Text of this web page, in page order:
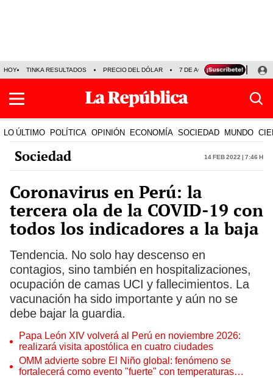
HOY TINKA RESULTADOS PRECIO DEL DÓLAR 7 DE AGOSTO OLLANTA
LO ÚLTIMO POLÍTICA OPINIÓN ECONOMÍA SOCIEDAD MUNDO
Sociedad 14 Feb 2022 | 7:46 h
Coronavirus en Perú: la
tercera ola de la COVID-19 con
todos los indicadores a la baja
Tendencia. No solo hay descenso en
contagios, sino también en hospitalizaciones,
ocupación de camas UCI y fallecimientos. La
vacunación ha sido importante y aún no se
debe bajar la guardia.
Papa León XIV volverá al Perú en noviembre 2026:
realizará visita apostólica en cuatro ciudades
OMM advierte sobre El Niño global: fenómeno se
fortalecerá como evento "fuerte" con temperaturas